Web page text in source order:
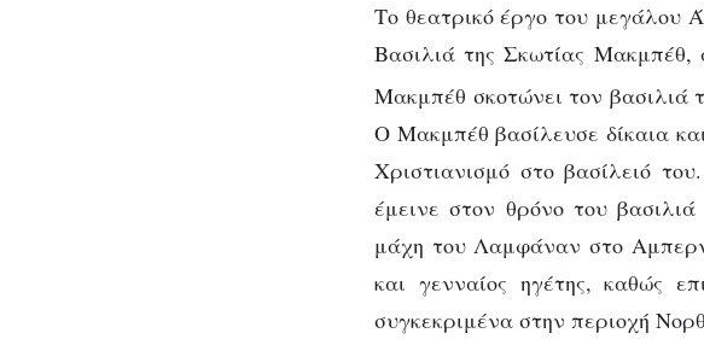
Το θεατρικό έργο του μεγάλου
Βασιλιά της Σκωτίας Μακμπέθ,
Μακμπέθ σκοτώνει τον βασιλιά
Ο Μακμπέθ βασίλευσε δίκαια
Χριστιανισμό στο βασίλειό
έμεινε στον θρόνο του
μάχη του Λαμφάναν στο
και γενναίος ηγέτης, καθώς
συγκεκριμένα στην περιοχή